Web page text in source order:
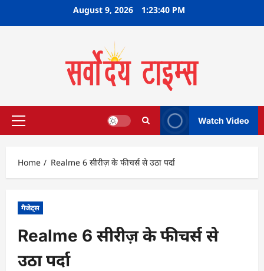
August 9, 2026 1:23:41 PM
Primary
Watch Video
Home Realme 6 सीरीज़ के फीचर्स से उठा पर्दा
गैजेट्स
Realme 6 सीरीज़ के फीचर्स से
उठा पर्दा